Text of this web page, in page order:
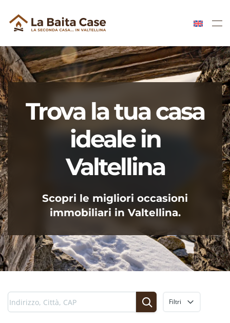
Skip to main content
Trova la tua casa
ideale in
Valtellina
Scopri le migliori occasioni
immobiliari in Valtellina.
Filtri